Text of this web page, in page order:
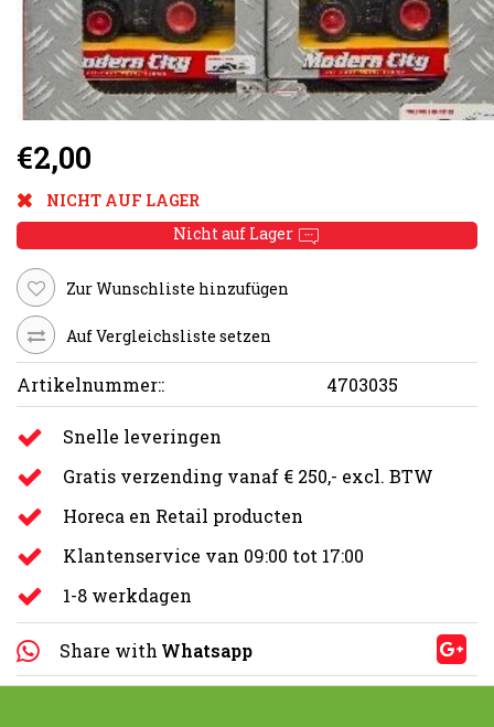
€2,00
NICHT AUF LAGER
Nicht auf Lager
Zur Wunschliste hinzufügen
Auf Vergleichsliste setzen
Artikelnummer:: 4703035
Snelle leveringen
Gratis verzending vanaf € 250,- excl. BTW
Horeca en Retail producten
Klantenservice van 09:00 tot 17:00
1-8 werkdagen
Share with Whatsapp